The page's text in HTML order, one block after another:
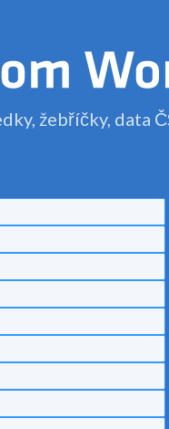
žebříčky, data